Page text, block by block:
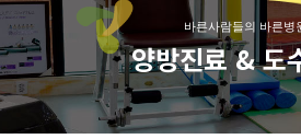
바른사람들의 바른병
양방진료 & 도